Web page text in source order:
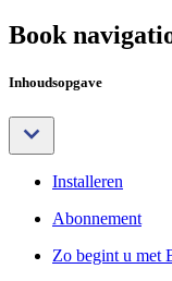
Book
Inhoudsopgave
Installeren
Abonnement
Zo begint u met